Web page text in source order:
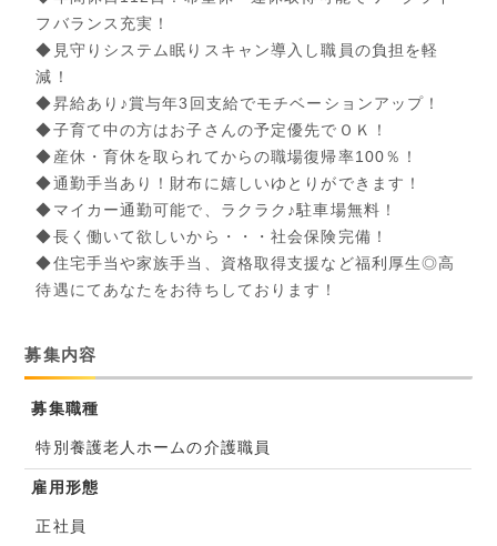
フバランス充実！
◆見守りシステム眠りスキャン導入し職員の負担を軽
減！
◆昇給あり♪賞与年3回支給でモチベーションアップ！
◆子育て中の方はお子さんの予定優先でＯＫ！
◆産休・育休を取られてからの職場復帰率100％！
◆通勤手当あり！財布に嬉しいゆとりができます！
◆マイカー通勤可能で、ラクラク♪駐車場無料！
◆長く働いて欲しいから・・・社会保険完備！
◆住宅手当や家族手当、資格取得支援など福利厚生◎高
待遇にてあなたをお待ちしております！
募集内容
募集職種
特別養護老人ホームの介護職員
雇用形態
正社員